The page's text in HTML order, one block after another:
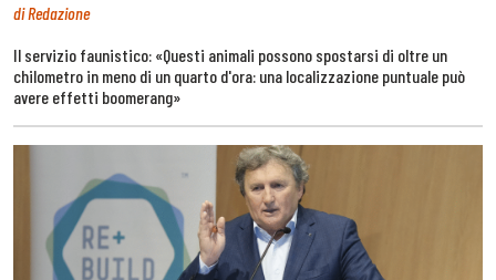
di Redazione
Il servizio faunistico: «Questi animali possono spostarsi di oltre un
chilometro in meno di un quarto d'ora: una localizzazione puntuale può
avere effetti boomerang»